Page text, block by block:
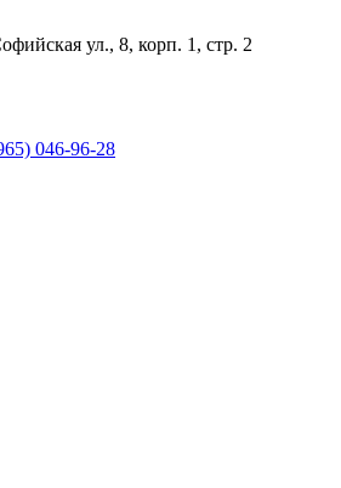
ул., 8, корп. 1, стр. 2
046-96-28